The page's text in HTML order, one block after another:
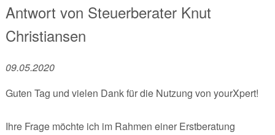
Antwort von Steuerberater Knut
Christiansen
09.05.2020
Guten Tag und vielen Dank für die Nutzung von yourXpert!
Ihre Frage möchte ich im Rahmen einer Erstberatung